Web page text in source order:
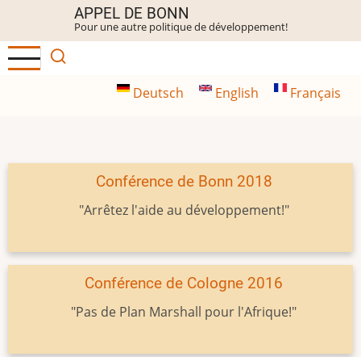
contenu
principal
APPEL DE BONN
Pour une autre politique de développement!
Deutsch English Français
Conférence de Bonn 2018
"Arrêtez l'aide au développement!"
Conférence de Cologne 2016
"Pas de Plan Marshall pour l'Afrique!"